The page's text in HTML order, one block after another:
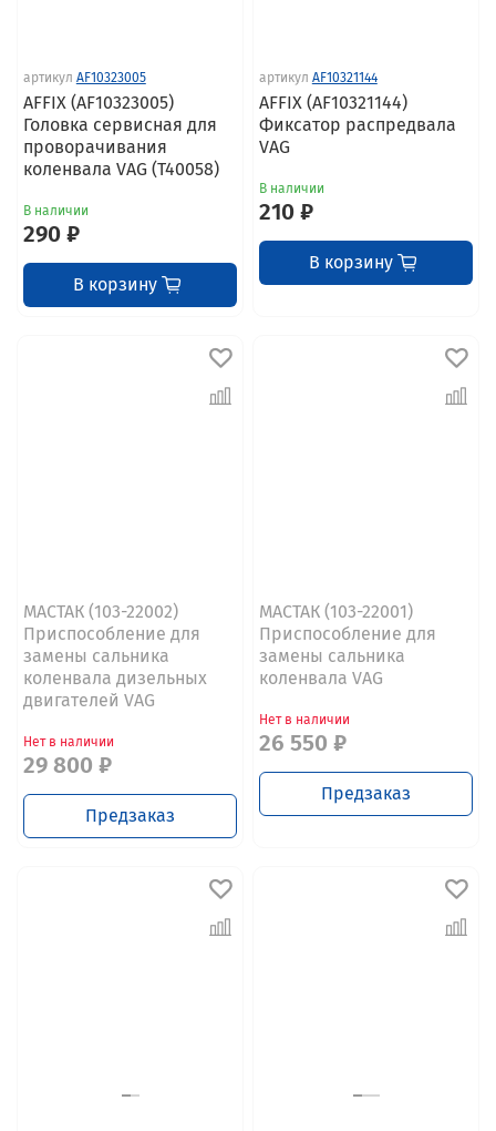
артикул AF10323005
AFFIX (AF10323005)
Головка сервисная для
проворачивания
коленвала VAG (T40058)
В наличии
290 ₽
В корзину
артикул AF10321144
AFFIX (AF10321144)
Фиксатор распредвала
VAG
В наличии
210 ₽
В корзину
МАСТАК (103-22002)
Приспособление для
замены сальника
коленвала дизельных
двигателей VAG
Нет в наличии
29 800 ₽
Предзаказ
МАСТАК (103-22001)
Приспособление для
замены сальника
коленвала VAG
Нет в наличии
26 550 ₽
Предзаказ